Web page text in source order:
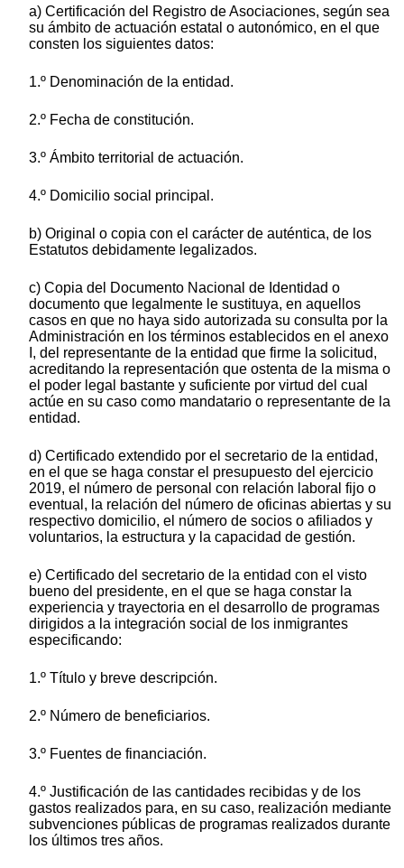
a) Certificación del Registro de Asociaciones, según sea
su ámbito de actuación estatal o autonómico, en el que
consten los siguientes datos:
1.º Denominación de la entidad.
2.º Fecha de constitución.
3.º Ámbito territorial de actuación.
4.º Domicilio social principal.
b) Original o copia con el carácter de auténtica, de los
Estatutos debidamente legalizados.
c) Copia del Documento Nacional de Identidad o
documento que legalmente le sustituya, en aquellos
casos en que no haya sido autorizada su consulta por la
Administración en los términos establecidos en el anexo
I, del representante de la entidad que firme la solicitud,
acreditando la representación que ostenta de la misma o
el poder legal bastante y suficiente por virtud del cual
actúe en su caso como mandatario o representante de la
entidad.
d) Certificado extendido por el secretario de la entidad,
en el que se haga constar el presupuesto del ejercicio
2019, el número de personal con relación laboral fijo o
eventual, la relación del número de oficinas abiertas y su
respectivo domicilio, el número de socios o afiliados y
voluntarios, la estructura y la capacidad de gestión.
e) Certificado del secretario de la entidad con el visto
bueno del presidente, en el que se haga constar la
experiencia y trayectoria en el desarrollo de programas
dirigidos a la integración social de los inmigrantes
especificando:
1.º Título y breve descripción.
2.º Número de beneficiarios.
3.º Fuentes de financiación.
4.º Justificación de las cantidades recibidas y de los
gastos realizados para, en su caso, realización mediante
subvenciones públicas de programas realizados durante
los últimos tres años.